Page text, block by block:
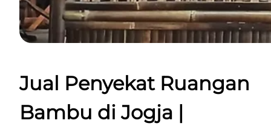
Jual Penyekat Ruangan
Bambu di Jogja |